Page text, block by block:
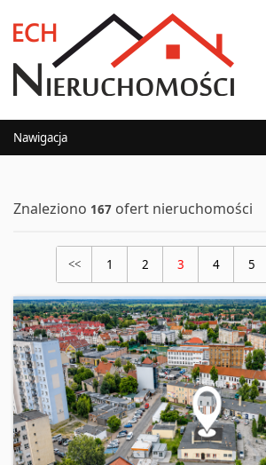
Nawigacja
Znaleziono 167 ofert nieruchomości
<< 1 2 3 4 5
Oferta nr 53/2181/OOS